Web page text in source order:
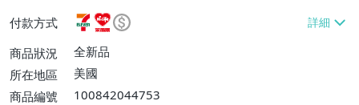
或消費滿$2000免運費】、萊爾富取貨付款
【單件運費$60、滿3件或消費滿$2000免
運費】、宅配/貨運【單件運費$60、滿3件
或消費滿$2000免運費】、離島配送【單件
付款方式
商品狀況
全新品
所在地區
美國
商品編號
100842044753